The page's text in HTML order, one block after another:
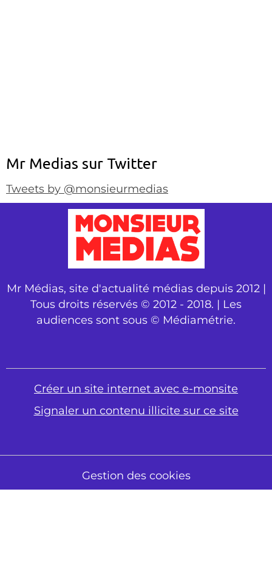
Mr Medias sur Twitter
Tweets by @monsieurmedias
Mr Médias, site d'actualité médias depuis 2012 |
Tous droits réservés © 2012 - 2018. | Les
audiences sont sous © Médiamétrie.
Créer un site internet avec e-monsite
Signaler un contenu illicite sur ce site
Gestion des cookies